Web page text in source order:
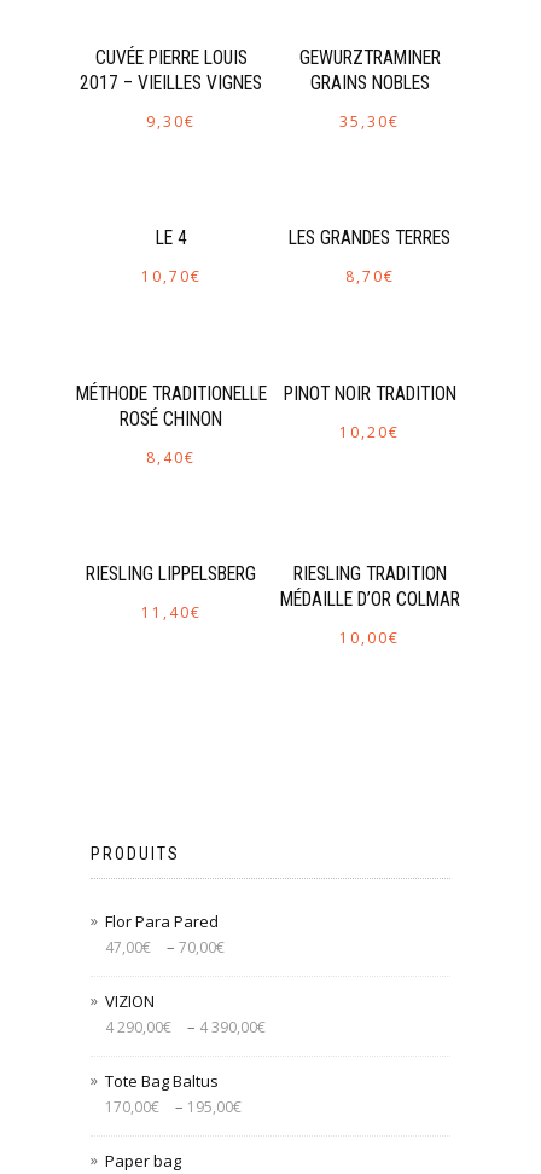
CUVÉE PIERRE LOUIS
2017 – VIEILLES VIGNES
9,30€
GEWURZTRAMINER
GRAINS NOBLES
35,30€
LE 4
10,70€
LES GRANDES TERRES
8,70€
MÉTHODE TRADITIONELLE
ROSÉ CHINON
8,40€
PINOT NOIR TRADITION
10,20€
RIESLING LIPPELSBERG
11,40€
RIESLING TRADITION
MÉDAILLE D’OR COLMAR
10,00€
PRODUITS
Flor Para Pared
47,00€ – 70,00€
VIZION
4 290,00€ – 4 390,00€
Tote Bag Baltus
170,00€ – 195,00€
Paper bag